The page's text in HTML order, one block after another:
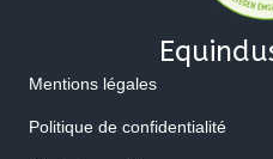
Mentions légales
Politique de confidentialité